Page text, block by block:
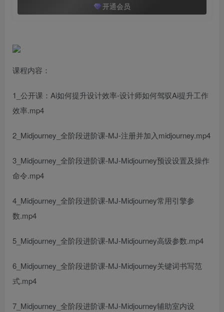
开通会员
课程内容：
1_公开课：Ai如何提升设计效率-设计师如何驾驭Ai提升工作
效率.mp4
2_Midjourney_全阶段进阶课-MJ-注册并加入midjourney.mp4
3_Midjourney_全阶段进阶课-MJ-Midjourney预设设置及操作
命令.mp4
4_Midjourney_全阶段进阶课-MJ-Midjourney常用引擎参
数.mp4
5_Midjourney_全阶段进阶课-MJ-Midjourney高级参数.mp4
6_Midjourney_全阶段进阶课-MJ-Midjourney关键词书写范
式.mp4
7_Midjourney_全阶段进阶课-MJ-Midjourney辅助室内设